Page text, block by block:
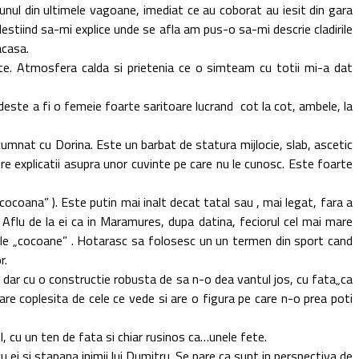
din ultimele vagoane, imediat ce au coborat au iesit din gara
sa-mi explice unde se afla am pus-o sa-mi descrie cladirile
Atmosfera calda si prietenia ce o simteam cu totii mi-a dat
a fi o femeie foarte saritoare lucrand cot la cot, ambele, la
cu Dorina. Este un barbat de statura mijlocie, slab, ascetic
asupra unor cuvinte pe care nu le cunosc. Este foarte
). Este putin mai inalt decat tatal sau , mai legat, fara a
de la ei ca in Maramures, dupa datina, feciorul cel mai mare
„cocoane” . Hotarasc sa folosesc un un termen din sport cand
cu o constructie robusta de sa n-o dea vantul jos, cu fata„ca
coplesita de cele ce vede si are o figura pe care n-o prea poti
cu un ten de fata si chiar rusinos ca…unele fete.